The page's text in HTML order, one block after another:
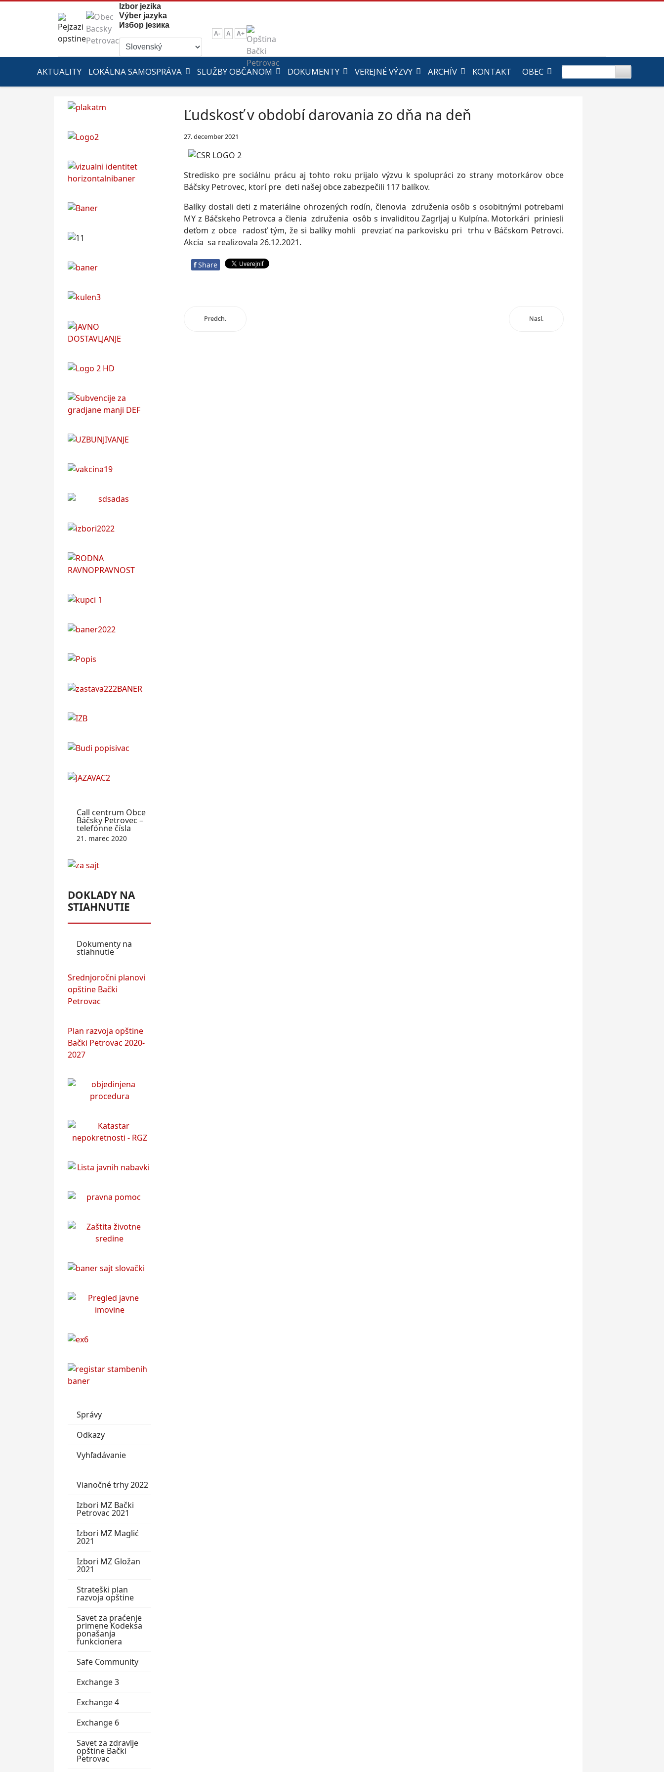
Izbor jezika
Výber jazyka
Избор језика
A- A A+
AKTUALITY LOKÁLNA SAMOSPRÁVA SLUŽBY OBČANOM DOKUMENTY VEREJNÉ VÝZVY ARCHÍV KONTAKT OBEC
Call centrum Obce
Báčsky Petrovec –
telefónne čísla
21. marec 2020
DOKLADY NA
STIAHNUTIE
Dokumenty na
stiahnutie
Srednjoročni planovi
opštine Bački
Petrovac
Plan razvoja opštine
Bački Petrovac 2020-
2027
Správy
Odkazy
Vyhľadávanie
Vianočné trhy 2022
Izbori MZ Bački
Petrovac 2021
Izbori MZ Maglić
2021
Izbori MZ Gložan
2021
Strateški plan
razvoja opštine
Savet za praćenje
primene Kodeksa
ponašanja
funkcionera
Safe Community
Exchange 3
Exchange 4
Exchange 6
Savet za zdravlje
opštine Bački
Petrovac
Ľudskosť v období darovania zo dňa na deň
27. december 2021
Stredisko pre sociálnu prácu aj tohto roku prijalo výzvu k spolupráci zo strany motorkárov obce
Báčsky Petrovec, ktorí pre deti našej obce zabezpečili 117 balíkov.
Balíky dostali deti z materiálne ohrozených rodín, členovia združenia osôb s osobitnými potrebami
MY z Báčskeho Petrovca a členia združenia osôb s invaliditou Zagrljaj u Kulpína. Motorkári priniesli
deťom z obce radosť tým, že si balíky mohli prevziať na parkovisku pri trhu v Báčskom Petrovci.
Akcia sa realizovala 26.12.2021.
f Share
Predch. Nasl.